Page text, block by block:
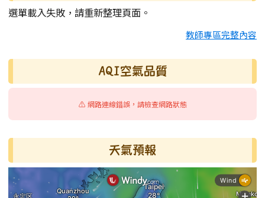
選單載入失敗，請重新整理頁面。
教師專區完整內容
AQI空氣品質
⚠️ 網路連線錯誤，請檢查網路狀態
天氣預報